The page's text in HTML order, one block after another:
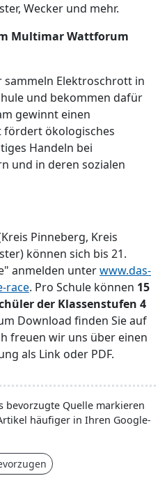
Wecker und mehr.
Multimar Wattforum
sammeln Elektroschrott in
und bekommen dafür
gewinnt einen
fördert ökologisches
Handeln bei
und in deren sozialen
Pinneberg, Kreis
können sich bis 21.
anmelden unterwww.das-
race. Pro Schule können 15
der Klassenstufen 4
Download finden Sie auf
freuen wir uns über einen
als Link oder PDF.
bevorzugte Quelle markieren
häufiger in Ihren Google-